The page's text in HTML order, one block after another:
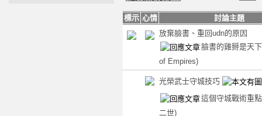
標示 心情
討論主題
放棄臉書、重回udn的原因
臉書的雞掰是天
of Empires)
光榮武士守城技巧
這個守城戰術重
二世)